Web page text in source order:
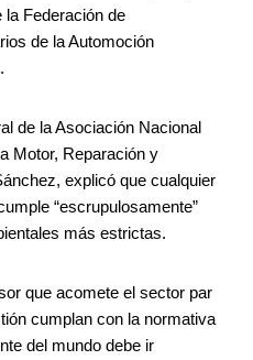
Federación de
de la Automoción
de la Asociación Nacional
Motor, Reparación y
explicó que cualquier
“escrupulosamente”
más estrictas.
que acomete el sector par
cumplan con la normativa
del mundo debe ir